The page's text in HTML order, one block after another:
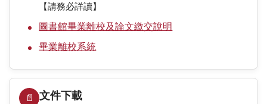
輔系、雙主修、轉系
學術榮譽專區
【請務必詳讀】
圖書館畢業離校及論文繳交說明
畢業離校系統
📄 文件下載